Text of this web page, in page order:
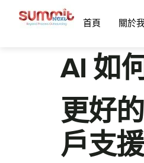
首頁 關於
AI 如
更好
戶支